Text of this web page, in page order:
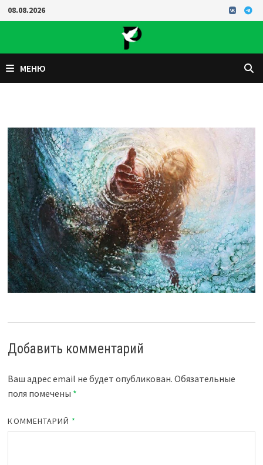
Перейти
к
08.08.2026
МЕНЮ
Добавить комментарий
Ваш адрес email не будет опубликован. Обязательные
поля помечены *
КОММЕНТАРИЙ *